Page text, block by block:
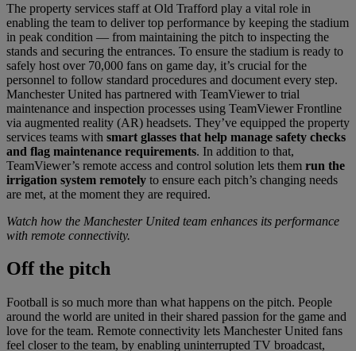
The property services staff at Old Trafford play a vital role in
enabling the team to deliver top performance by keeping the stadium
in peak condition — from maintaining the pitch to inspecting the
stands and securing the entrances. To ensure the stadium is ready to
safely host over 70,000 fans on game day, it’s crucial for the
personnel to follow standard procedures and document every step.
Manchester United has partnered with TeamViewer to trial
maintenance and inspection processes using TeamViewer Frontline
via augmented reality (AR) headsets. They’ve equipped the property
services teams with smart glasses that help manage safety checks
and flag maintenance requirements. In addition to that,
TeamViewer’s remote access and control solution lets them run the
irrigation system remotely to ensure each pitch’s changing needs
are met, at the moment they are required.
Watch how the Manchester United team enhances its performance
with remote connectivity.
Offthe pitch
Football is so much more than what happens on the pitch. People
around the world are united in their shared passion for the game and
love for the team. Remote connectivity lets Manchester United fans
feel closer to the team, by enabling uninterrupted TV broadcast,